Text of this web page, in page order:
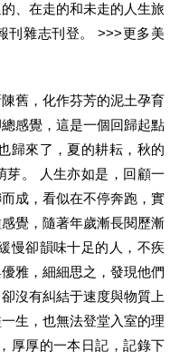
、在走的和未走的人生旅
刊雜志刊登。 >>>更多美
舊，化作芬芳的泥土孕育
感覺，這是一個回歸起點
歸來了，夏的耕耘，秋的
芽。 人生亦如是，回顧一
成，看似在不停奔跑，實
覺，隨著年歲漸長閱歷漸
慢卻韻味十足的人，不疾
雅，細細思之，發現他們
沒有糾結于速度與物質上
生，也無法登堂入室的理
厚厚的一本日記，記錄下